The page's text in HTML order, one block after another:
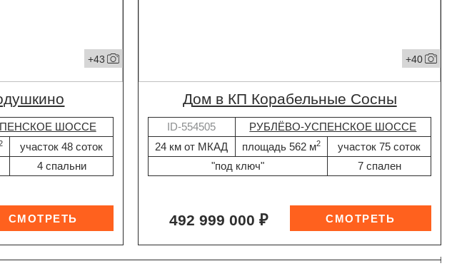
+43
ШОССЕ
участок 48 соток
4 спальни
+40
дом в КП Корабельные Сосны
ID-554505
РУБЛЁВО-УСПЕНСКОЕ ШОССЕ
24 км от МКАД
площадь 562 м2
участок 75 соток
"под ключ"
7 спален
492 999 000 ₽